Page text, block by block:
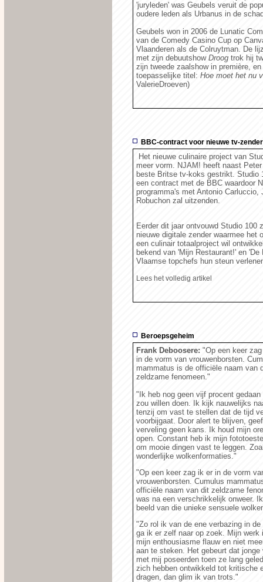
'juryleden' was Geubels veruit de
oudere leden als Urbanus in de
Geubels won in 2006 de Lunatic
van de Comedy Casino Cup op
Vlaanderen als de Colruytman. De
met zijn debuutshow Droog trok hij
zijn tweede zaalshow in première,
toepasselijke titel: Hoe moet het nu
ValerieDroeven)
BBC-contract voor nieuwe tv-
Het nieuwe culinaire project van
meer vorm. NJAM! heeft naast
beste Britse tv-koks gestrikt. Studio
een contract met de BBC waardoor
programma's met Antonio Carluccio,
Robuchon zal uitzenden.
Eerder dit jaar ontvouwd Studio 100
nieuwe digitale zender waarmee het
een culinair totaalproject wil
bekend van 'Mijn Restaurant!' en
Vlaamse topchefs hun steun
Lees het volledig artikel
Beroepsgeheim
Frank Deboosere: "Op een keer
in de vorm van vrouwenborsten.
mammatus is de officiële naam van
zeldzame fenomeen."
"Ik heb nog geen vijf procent
zou willen doen. Ik kijk nauwelijks
tenzij om vast te stellen dat de tijd
voorbijgaat. Door alert te blijven,
verveling geen kans. Ik houd mijn
open. Constant heb ik mijn
om mooie dingen vast te leggen.
wonderlijke wolkenformaties."
"Op een keer zag ik er in de vorm
vrouwenborsten. Cumulus
officiële naam van dit zeldzame
was na een verschrikkelijk onweer.
beeld van die unieke sensuele
"Zo rol ik van de ene verbazing in
ga ik er zelf naar op zoek. Mijn
mijn enthousiasme flauw en niet
aan te steken. Het gebeurt dat
met mij poseerden toen ze lang
zich hebben ontwikkeld tot kritische
dragen, dan glim ik van trots."